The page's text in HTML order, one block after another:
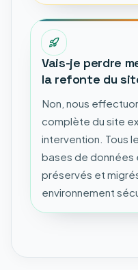
Vais-je perdre
la refonte du
Non, nous
complète du site
intervention. Tous
bases de données
préservés et
environnement